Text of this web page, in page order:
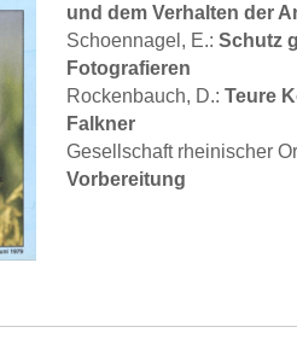
und dem Verhalten der
Schoennagel, E.: Schutz
Fotografieren
Rockenbauch, D.: Teure
Falkner
Gesellschaft rheinischer
Vorbereitung